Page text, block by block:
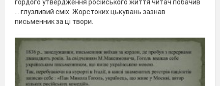
гордого утвердження російського життя читач побачив
… глузливий сміх. Жорстоких цькувань зазнав
письменник за ці твори.